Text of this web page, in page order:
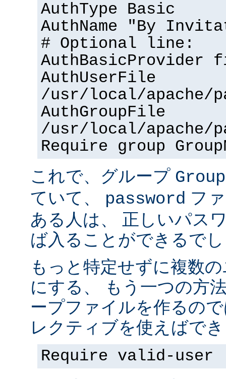
AuthType Basic
AuthName "By
# Optional line:
AuthBasicProvider
AuthUserFile
/usr/local/apache/
AuthGroupFile
/usr/local/apache/
Require group
これで、グループ
ていて、 password フ
ある人は、 正しいパス
ば入ることができるで
もっと特定せずに複数
にする、 もう一つの方
ープファイルを作るの
レクティブを使えばで
Require valid-user